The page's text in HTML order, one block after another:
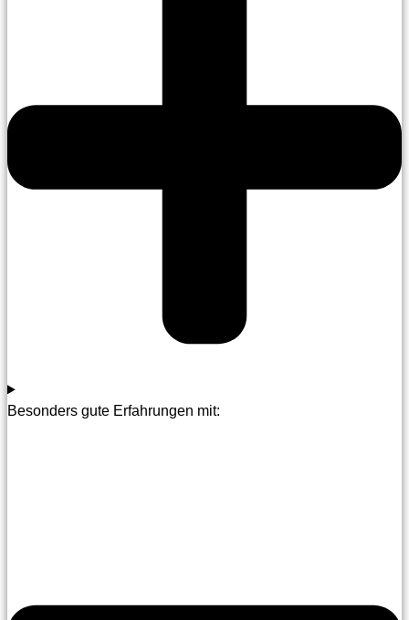
Besonders gute Erfahrungen mit: